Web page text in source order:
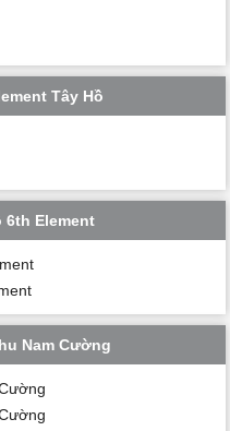
Tây Hồ
6th Element
Nam Cường